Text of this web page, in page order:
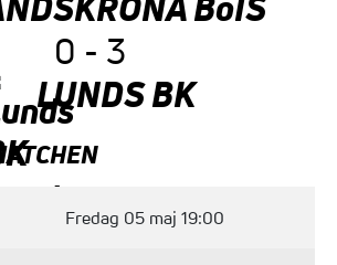
0 - 3
LUNDS BK
Fredag 05 maj 19:00